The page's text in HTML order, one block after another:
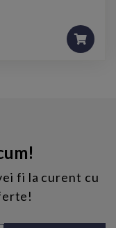
fi la curent cu